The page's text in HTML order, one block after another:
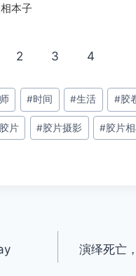
本子
2 3 4
#时间 #生活 #胶
胶片 #胶片摄影 #胶片
演绎死亡